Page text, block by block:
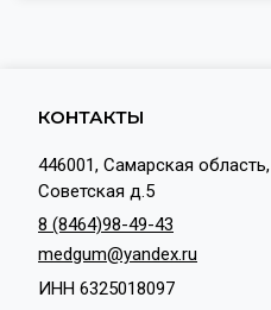
КОНТАКТЫ
446001, Самарская
Советская д.5
8 (8464)98-49-43
medgum@yandex.ru
ИНН 6325018097